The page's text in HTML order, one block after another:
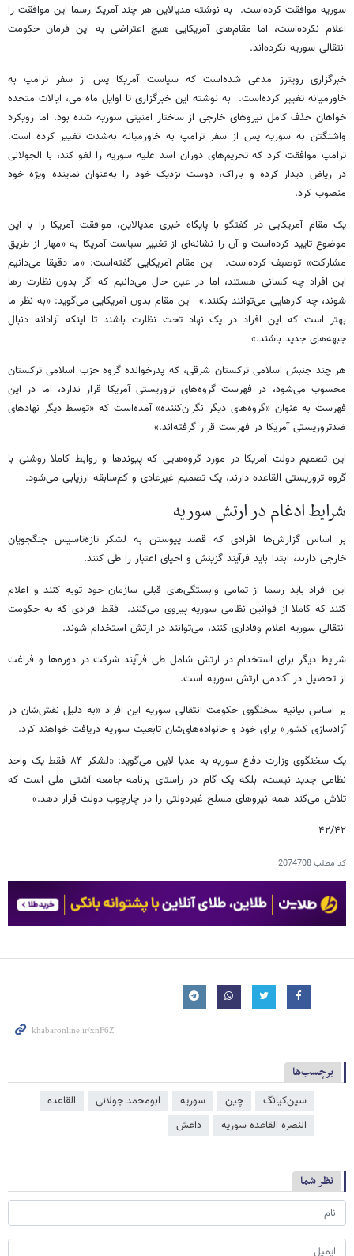
سوریه موافقت کرده‌است. به نوشته مدیالاین هر چند آمریکا رسما این موافقت را
اعلام نکرده‌است، اما مقام‌های آمریکایی هیچ اعتراضی به این فرمان حکومت
انتقالی سوریه نکرده‌اند.
خبرگزاری رویترز مدعی شده‌است که سیاست آمریکا پس از سفر ترامپ به
خاورمیانه تغییر کرده‌است. به نوشته این خبرگزاری تا اوایل ماه می، ایالات متحده
خواهان حذف کامل نیروهای خارجی از ساختار امنیتی سوریه شده بود. اما رویکرد
واشنگتن به سوریه پس از سفر ترامپ به خاورمیانه به‌شدت تغییر کرده است.
ترامپ موافقت کرد که تحریم‌های دوران اسد علیه سوریه را لغو کند، با الجولانی
در ریاض دیدار کرده و باراک، دوست نزدیک خود را به‌عنوان نماینده ویژه خود
منصوب کرد.
یک مقام آمریکایی در گفتگو با پایگاه خبری مدیالاین، موافقت آمریکا را با این
موضوع تایید کرده‌است و آن را نشانه‌ای از تغییر سیاست آمریکا به «مهار از طریق
مشارکت» توصیف کرده‌است. این مقام آمریکایی گفته‌است: «ما دقیقا می‌دانیم
این افراد چه کسانی هستند، اما در عین حال می‌دانیم که اگر بدون نظارت رها
شوند، چه کارهایی می‌توانند بکنند.» این مقام بدون آمریکایی می‌گوید: «به نظر ما
بهتر است که این افراد در یک نهاد تحت نظارت باشند تا اینکه آزادانه دنبال
جبهه‌های جدید باشند.»
هر چند جنبش اسلامی ترکستان شرقی، که پدرخوانده گروه حزب اسلامی ترکستان
محسوب می‌شود، در فهرست گروه‌های تروریستی آمریکا قرار ندارد، اما در این
فهرست به عنوان «گروه‌های دیگر نگران‌کننده» آمده‌است که «توسط دیگر نهادهای
ضدتروریستی آمریکا در فهرست قرار گرفته‌اند.»
این تصمیم دولت آمریکا در مورد گروه‌هایی که پیوندها و روابط کاملا روشنی با
گروه تروریستی القاعده دارند، یک تصمیم غیرعادی و کم‌سابقه ارزیابی می‌شود.
شرایط ادغام در ارتش سوریه
بر اساس گزارش‌ها افرادی که قصد پیوستن به لشکر تازه‌تاسیس جنگجویان
خارجی دارند، ابتدا باید فرآیند گزینش و احیای اعتبار را طی کنند.
این افراد باید رسما از تمامی وابستگی‌های قبلی سازمان خود توبه کنند و اعلام
کنند که کاملا از قوانین نظامی سوریه پیروی می‌کنند. فقط افرادی که به حکومت
انتقالی سوریه اعلام وفاداری کنند، می‌توانند در ارتش استخدام شوند.
شرایط دیگر برای استخدام در ارتش شامل طی فرآیند شرکت در دوره‌ها و فراغت
از تحصیل در آکادمی ارتش سوریه است.
بر اساس بیانیه سخنگوی حکومت انتقالی سوریه این افراد «به دلیل نقش‌شان در
آزادسازی کشور» برای خود و خانواده‌های‌شان تابعیت سوریه دریافت خواهند کرد.
یک سخنگوی وزارت دفاع سوریه به مدیا لاین می‌گوید: «لشکر ۸۴ فقط یک واحد
نظامی جدید نیست، بلکه یک گام در راستای برنامه جامعه آشتی ملی است که
تلاش می‌کند همه نیروهای مسلح غیردولتی را در چارچوب دولت قرار دهد.»
۴۲/۴۲
کد مطلب2074708
برچسب‌ها
سین‌کیانگ چین سوریه ابومحمد جولانی
القاعده
النصره القاعده سوریه
داعش
نظر شما